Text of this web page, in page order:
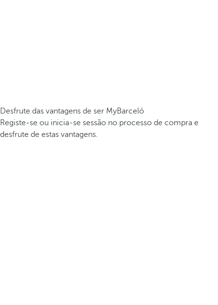
Desfrute das vantagens de ser MyBarceló
Registe-se ou inicia-se sessão no processo de compra e
desfrute de estas vantagens.